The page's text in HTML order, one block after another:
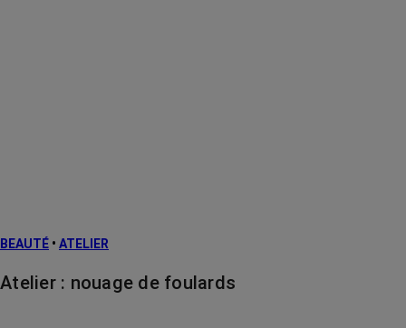
BEAUTÉ • ATELIER
Atelier : nouage de foulards